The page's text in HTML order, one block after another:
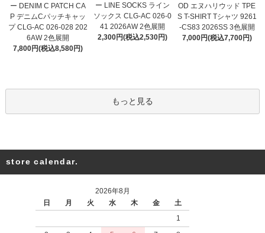
ー DENIM C PATCH CA
P デニムCパッチキャッ
プ CLG-AC 026-028 202
6AW 2色展開
7,800円(税込8,580円)
ー LINE SOCKS ライン
ソックス CLG-AC 026-0
41 2026AW 2色展開
2,300円(税込2,530円)
OD エヌハリウッド TPE
S T-SHIRT Tシャツ 9261
-CS83 2026SS 3色展開
7,000円(税込7,700円)
もっと見る
store calendar.
2026年8月
日
月 火 水 木 金
土
1